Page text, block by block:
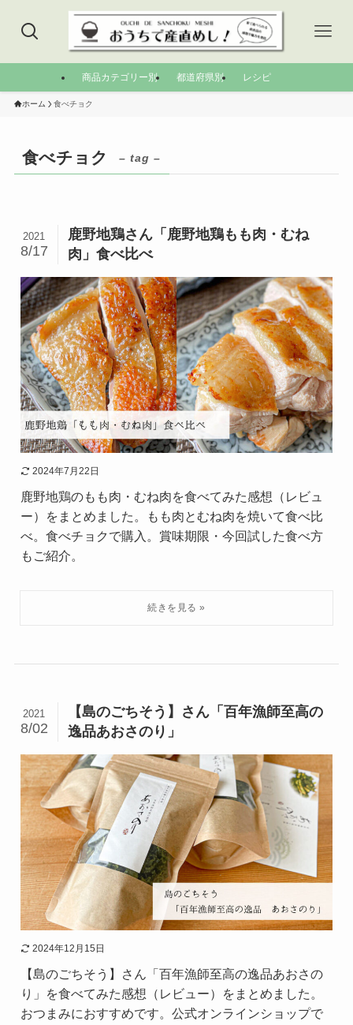
商品カテゴリー別 都道府県別 レシピ
ホーム 食べチョク
食べチョク – tag –
鹿野地鶏さん「鹿野地鶏もも肉・むね
肉」食べ比べ
2021
8/17
2024年7月22日
鹿野地鶏のもも肉・むね肉を食べてみた感想（レビュ
ー）をまとめました。もも肉とむね肉を焼いて食べ比
べ。食べチョクで購入。賞味期限・今回試した食べ方
もご紹介。
【島のごちそう】さん「百年漁師至高の
逸品あおさのり」
2021
8/02
2024年12月15日
【島のごちそう】さん「百年漁師至高の逸品あおさの
り」を食べてみた感想（レビュー）をまとめました。
おつまみにおすすめです。公式オンラインショップで